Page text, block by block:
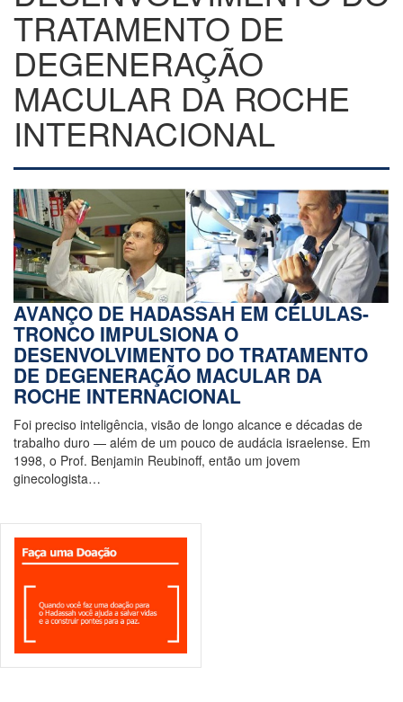
TRATAMENTO DE
DEGENERAÇÃO
MACULAR DA ROCHE
INTERNACIONAL
AVANÇO DE HADASSAH EM CÉLULAS-
TRONCO IMPULSIONA O
DESENVOLVIMENTO DO TRATAMENTO
DE DEGENERAÇÃO MACULAR DA
ROCHE INTERNACIONAL
Foi preciso inteligência, visão de longo alcance e décadas de
trabalho duro — além de um pouco de audácia israelense. Em
1998, o Prof. Benjamin Reubinoff, então um jovem
ginecologista…